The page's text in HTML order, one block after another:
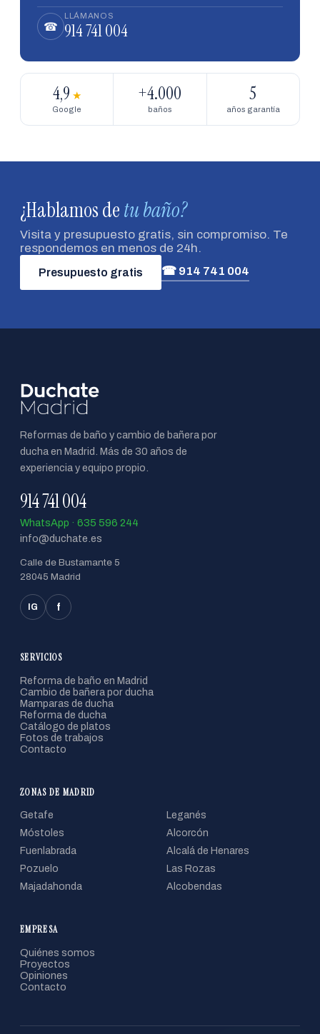
☎
LLÁMANOS
914 741 004
4,9 ★
Google
+4.000
baños
5
años garantía
¿Hablamos detu baño?
Visita y presupuesto gratis, sin compromiso. Te
respondemos en menos de 24h.
Presupuesto gratis ☎ 914 741 004
Reformas de baño y cambio de bañera por
ducha en Madrid. Más de 30 años de
experiencia y equipo propio.
914 741 004
WhatsApp · 635 596 244
info@duchate.es
Calle de Bustamante 5
28045 Madrid
IG f
SERVICIOS
Reforma de baño en Madrid
Cambio de bañera por ducha
Mamparas de ducha
Reforma de ducha
Catálogo de platos
Fotos de trabajos
Contacto
ZONAS DE MADRID
Getafe
Leganés
Móstoles
Alcorcón
Fuenlabrada
Alcalá de Henares
Pozuelo
Las Rozas
Majadahonda
Alcobendas
EMPRESA
Quiénes somos
Proyectos
Opiniones
Contacto